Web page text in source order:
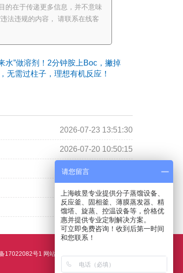
的在于传递更多信息，并不意味
法违规的内容， 请联系在线客
水”做溶剂！2分钟胺上Boc，撇掉
无需过柱子，理想有机反应！
2026-07-23 13:51:30
2026-07-20 10:50:15
2026-07-09 11:45:19
2026-03-18 13:13:27
17022082号1 网站地图
请您留言
上海岐昱专业提供分子蒸馏设备、
反应釜、固相釜、薄膜蒸发器、精
馏塔、旋蒸、控温设备等，价格优
惠并提供专业定制解决方案。
可立即免费咨询！收到后第一时间
和您联系！